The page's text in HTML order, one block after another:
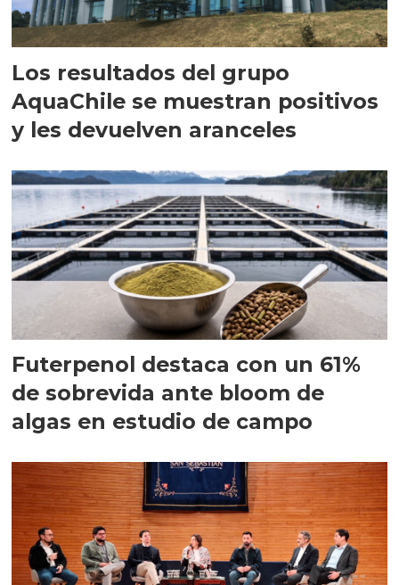
Los resultados del grupo
AquaChile se muestran positivos
y les devuelven aranceles
Futerpenol destaca con un 61%
de sobrevida ante bloom de
algas en estudio de campo